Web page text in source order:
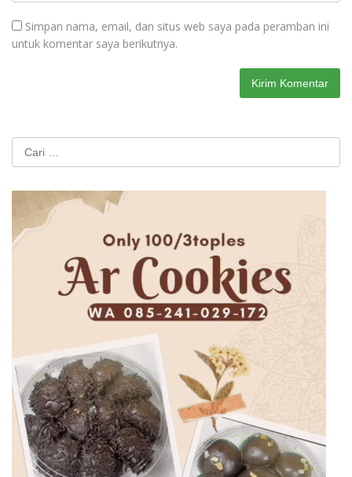
Simpan nama, email, dan situs web saya pada peramban ini
untuk komentar saya berikutnya.
Cari
untuk: